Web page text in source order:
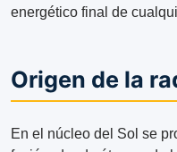
energético final de
Origen de la
En el núcleo del Sol se